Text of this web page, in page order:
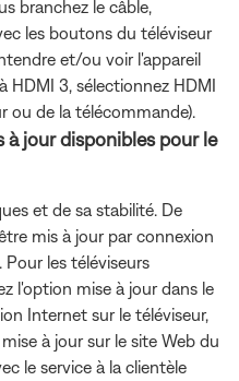
branchez le câble,
les boutons du téléviseur
et/ou voir l'appareil
HDMI 3, sélectionnez HDMI
ou de la télécommande).
à jour disponibles pour le
et de sa stabilité. De
mis à jour par connexion
les téléviseurs
l'option mise à jour dans le
Internet sur le téléviseur,
à jour sur le site Web du
le service à la clientèle